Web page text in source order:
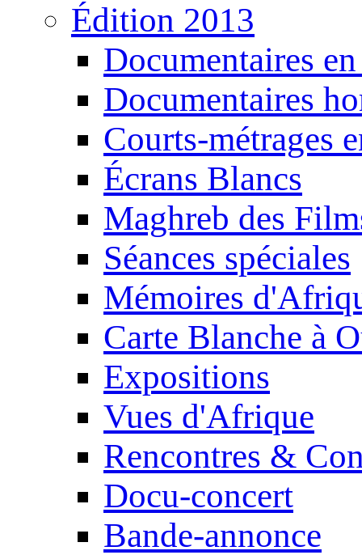
Édition 2013
Documentaires
Documentaires
Courts-métrages
Écrans Blancs
Maghreb des
Séances spéciales
Mémoires
Carte Blanche à
Expositions
Vues d'Afrique
Rencontres &
Docu-concert
Bande-annonce